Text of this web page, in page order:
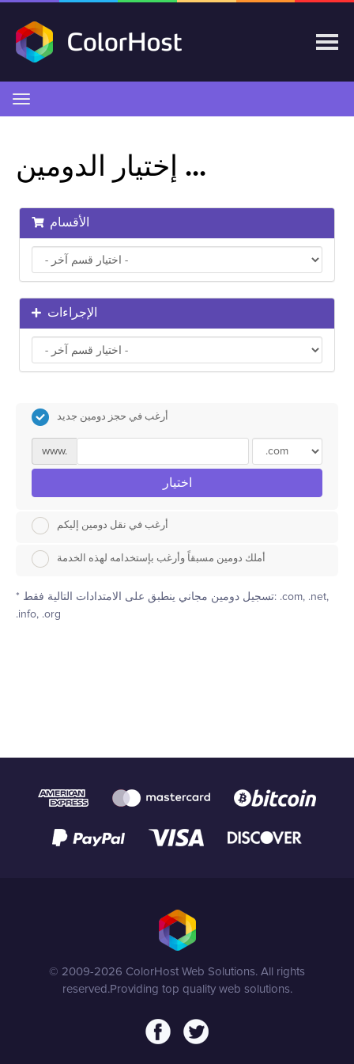
التنقل
إختيار الدومين ...
الأقسام
الإجراءات
أرغب في حجز دومين جديد
www.
اختيار
أرغب في نقل دومين إليكم
أملك دومين مسبقاً وأرغب بإستخدامه لهذه الخدمة
* تسجيل دومين مجاني ينطبق على الامتدادات التالية فقط: .com, .net,
.info, .org
© 2009-2026 ColorHost Web Solutions. All rights
reserved.Providing top quality web solutions.